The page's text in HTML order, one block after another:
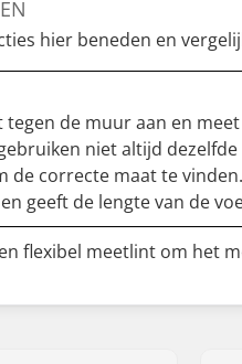
hier beneden en
tegen de muur aan en
niet altijd
de correcte maat te
geeft de lengte van de
flexibel meetlint om het